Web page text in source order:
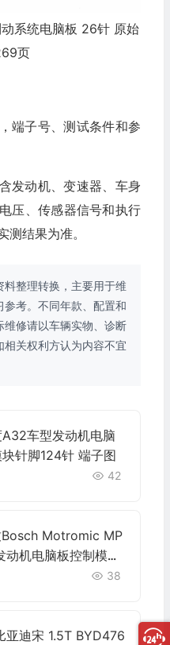
系统电脑板 26针 原始
页
端子号、测试条件和参
发动机、变速器、车身
压、传感器信号和执行
结果为准。
料整理转换，主要用于维
考。不同年款、配置和
修请以车辆实物、诊断
关权利方认为内容不宜
A32车型发动机电脑
针脚124针 端子图
42
Bosch Motromic MP
动机电脑板控制模块
端子图
38
亚迪宋 1.5T BYD476